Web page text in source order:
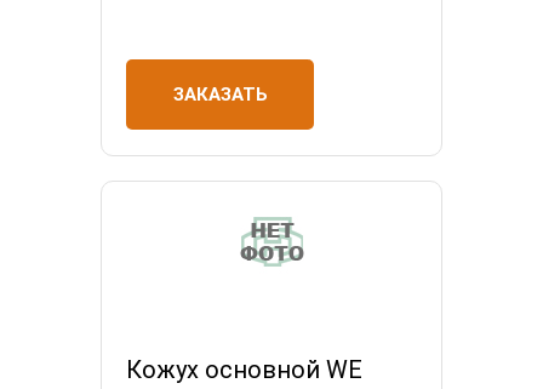
ЗАКАЗАТЬ
Кожух основной WE